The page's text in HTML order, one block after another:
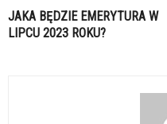
JAKA BĘDZIE EMERYTURA W
LIPCU 2023 ROKU?